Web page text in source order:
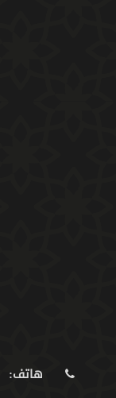
هاتف: